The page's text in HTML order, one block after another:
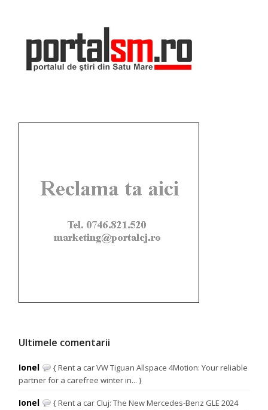
Ultimele comentarii
Ionel
{ Rent a car VW Tiguan Allspace 4Motion: Your reliable
partner for a carefree winter in... }
Ionel
{ Rent a car Cluj: The New Mercedes-Benz GLE 2024